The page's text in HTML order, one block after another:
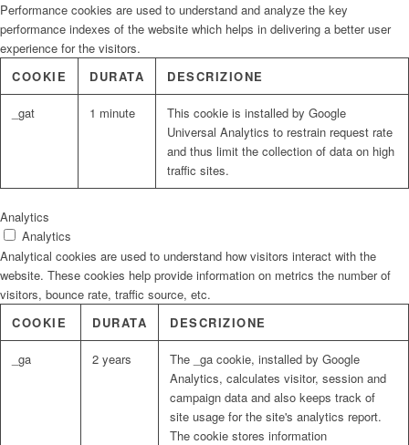
Performance cookies are used to understand and analyze the key
performance indexes of the website which helps in delivering a better user
experience for the visitors.
COOKIE
DURATA DESCRIZIONE
_gat 1 minute
This cookie is installed by Google
Universal Analytics to restrain request rate
and thus limit the collection of data on high
traffic sites.
Analytics
Analytics
Analytical cookies are used to understand how visitors interact with the
website. These cookies help provide information on metrics the number of
visitors, bounce rate, traffic source, etc.
COOKIE
DURATA DESCRIZIONE
_ga 2 years
The _ga cookie, installed by Google
Analytics, calculates visitor, session and
campaign data and also keeps track of
site usage for the site's analytics report.
The cookie stores information